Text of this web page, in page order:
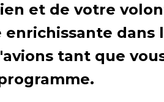
et de votre
dans
tant que
a difference?
that connect
mission in